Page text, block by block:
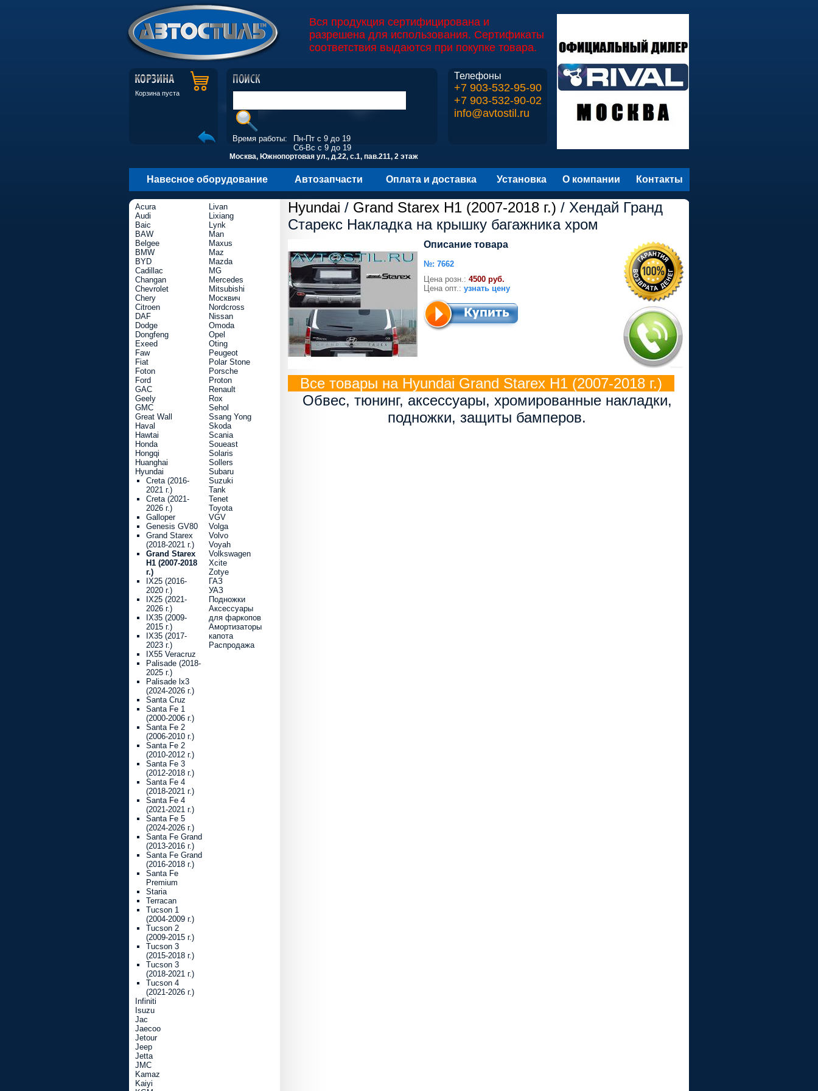
Вся продукция сертифицирована и
разрешена для использования. Сертификаты
соответствия выдаются при покупке товара.
Корзина пуста
Телефоны
+7 903-532-95-90
+7 903-532-90-02
info@avtostil.ru
Время работы:
Пн-Пт с 9 до 19
Сб-Вс с 9 до 19
Москва, Южнопортовая ул., д.22, с.1, пав.211, 2 этаж
Навесное оборудование Автозапчасти Оплата и доставка Установка О компании Контакты
Hyundai / Grand Starex H1 (2007-2018 г.) / Хендай Гранд
Старекс Накладка на крышку багажника хром
Описание товара
№: 7662
Цена розн.: 4500 руб.
Цена опт.: узнать цену
Все товары на Hyundai Grand Starex H1 (2007-2018 г.)
Обвес, тюнинг, аксессуары, хромированные накладки,
подножки, защиты бамперов.
Acura
Audi
Baic
BAW
Belgee
BMW
BYD
Cadillac
Changan
Chevrolet
Chery
Citroen
DAF
Dodge
Dongfeng
Exeed
Faw
Fiat
Foton
Ford
GAC
Geely
GMC
Great Wall
Haval
Hawtai
Honda
Hongqi
Huanghai
Hyundai
Creta (2016-
2021 г.)
Creta (2021-
2026 г.)
Galloper
Genesis GV80
Grand Starex
(2018-2021 г.)
Grand Starex
H1 (2007-2018
г.)
IX25 (2016-
2020 г.)
IX25 (2021-
2026 г.)
IX35 (2009-
2015 г.)
IX35 (2017-
2023 г.)
IX55 Veracruz
Palisade (2018-
2025 г.)
Palisade lx3
(2024-2026 г.)
Santa Cruz
Santa Fe 1
(2000-2006 г.)
Santa Fe 2
(2006-2010 г.)
Santa Fe 2
(2010-2012 г.)
Santa Fe 3
(2012-2018 г.)
Santa Fe 4
(2018-2021 г.)
Santa Fe 4
(2021-2021 г.)
Santa Fe 5
(2024-2026 г.)
Santa Fe Grand
(2013-2016 г.)
Santa Fe Grand
(2016-2018 г.)
Santa Fe
Premium
Staria
Terracan
Tucson 1
(2004-2009 г.)
Tucson 2
(2009-2015 г.)
Tucson 3
(2015-2018 г.)
Tucson 3
(2018-2021 г.)
Tucson 4
(2021-2026 г.)
Infiniti
Isuzu
Jac
Jaecoo
Jetour
Jeep
Jetta
JMC
Kamaz
Kaiyi
Livan
Lixiang
Lynk
Man
Maxus
Maz
Mazda
MG
Mercedes
Mitsubishi
Москвич
Nordcross
Nissan
Omoda
Opel
Oting
Peugeot
Polar Stone
Porsche
Proton
Renault
Rox
Sehol
Ssang Yong
Skoda
Scania
Soueast
Solaris
Sollers
Subaru
Suzuki
Tank
Tenet
Toyota
VGV
Volga
Volvo
Voyah
Volkswagen
Xcite
Zotye
ГАЗ
УАЗ
Подножки
Аксессуары
для фаркопов
Амортизаторы
капота
Распродажа